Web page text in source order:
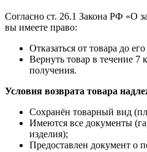
Согласно ст. 26.1 Закона РФ «О
вы имеете право:
Отказаться от товара до
Вернуть товар в течение 7
получения.
Условия возврата товара
Сохранён товарный вид
Имеются все документы
изделия);
Предоставлен документ о